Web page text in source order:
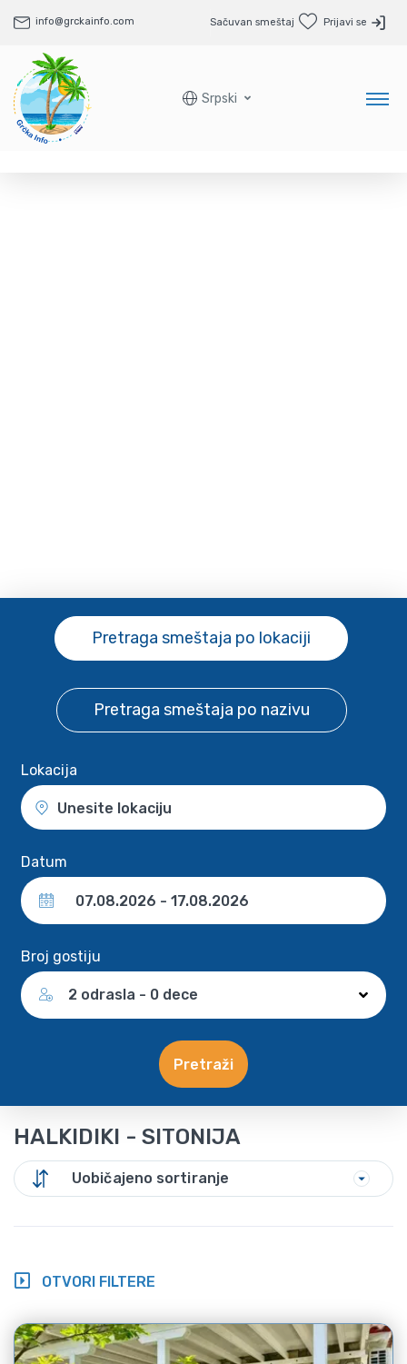
info@grckainfo.com Sačuvan smeštaj Prijavi se
Srpski
Pretraga smeštaja po lokaciji
Pretraga smeštaja po nazivu
Lokacija
Unesite lokaciju
Datum
Broj gostiju
2 odrasla - 0 dece
Pretraži
HALKIDIKI - SITONIJA
Uobičajeno sortiranje
OTVORI FILTERE